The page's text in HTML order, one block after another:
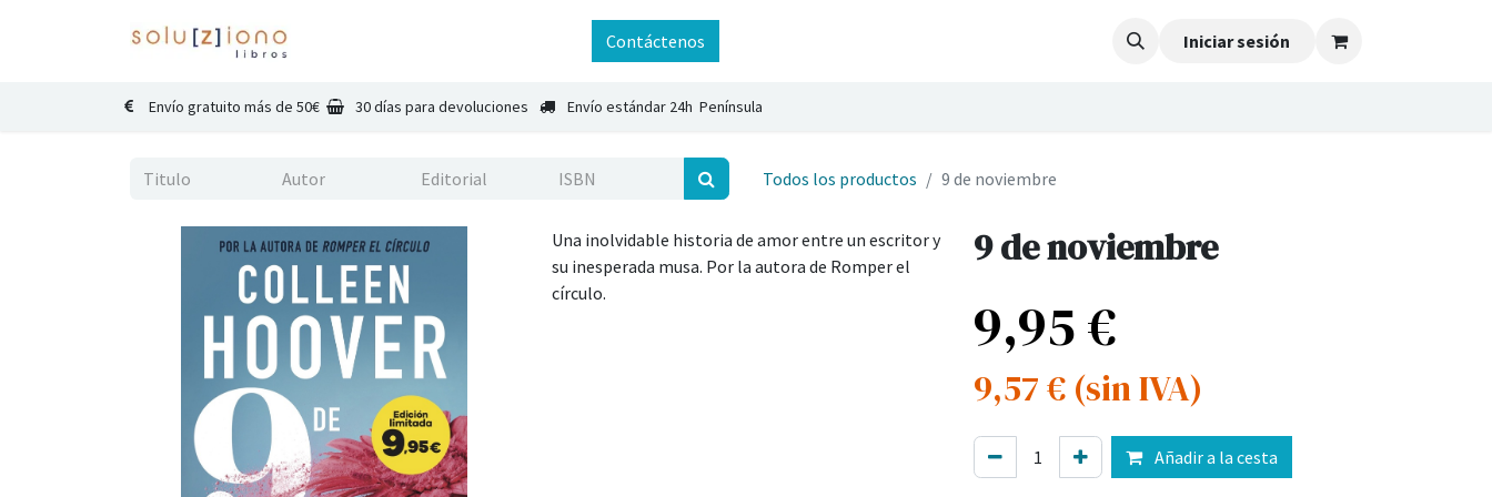
Contáctenos Iniciar sesión
Envío gratuito más de 50€ 30 días para devoluciones Envío estándar 24h Península
Todos los productos 9 de noviembre
Una inolvidable historia de amor entre un escritor y
su inesperada musa. Por la autora de Romper el
círculo.
9 de noviembre
9,95€
9,57€ (sin IVA)
Añadir a la cesta